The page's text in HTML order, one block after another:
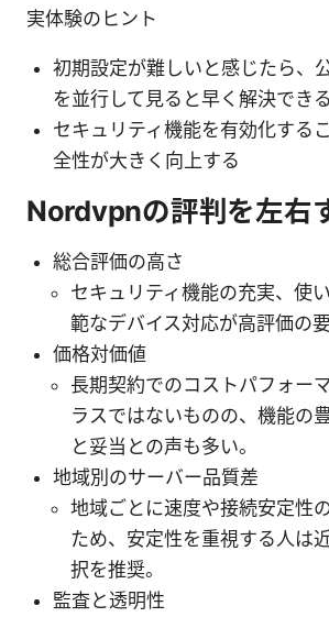
実体験のヒント
初期設定が難しいと感じたら、
を並行して見ると早く解決できる
セキュリティ機能を有効化する
全性が大きく向上する
Nordvpnの評判を左右
総合評価の高さ
セキュリティ機能の充実、使
範なデバイス対応が高評価の要
価格対価値
長期契約でのコストパフォー
ラスではないものの、機能の
と妥当との声も多い。
地域別のサーバー品質差
地域ごとに速度や接続安定性
ため、安定性を重視する人は
択を推奨。
監査と透明性